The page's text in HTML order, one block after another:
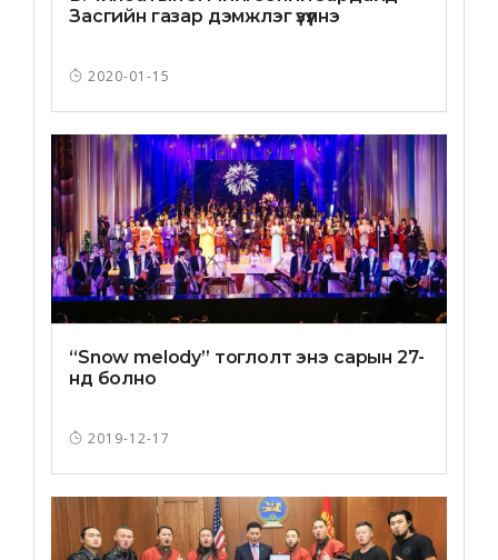
Засгийн газар дэмжлэг үзүүлнэ
2020-01-15
“Snow melody” тоглолт энэ сарын 27-
нд болно
2019-12-17